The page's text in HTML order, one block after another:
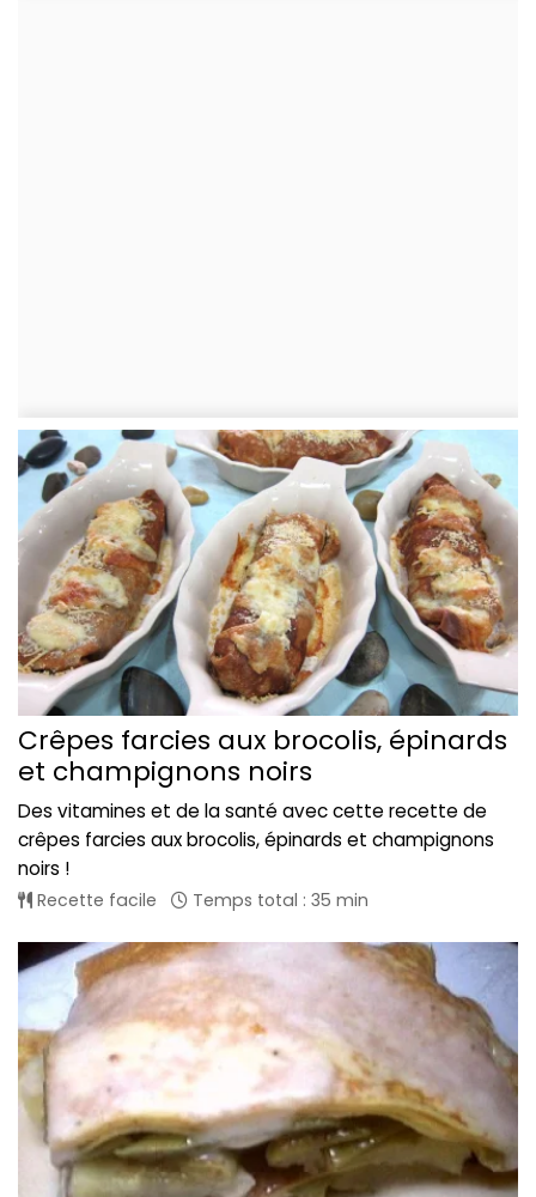
Crêpes farcies aux brocolis, épinards
et champignons noirs
Des vitamines et de la santé avec cette recette de
crêpes farcies aux brocolis, épinards et champignons
noirs !
Recette facile Temps total : 35 min